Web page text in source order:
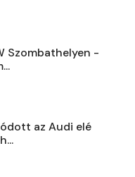
Szombathelyen -
az Audi elé